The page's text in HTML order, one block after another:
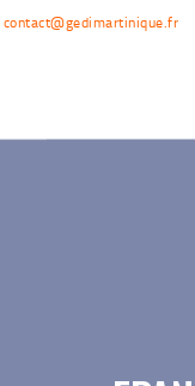
contact@gedimartinique.fr